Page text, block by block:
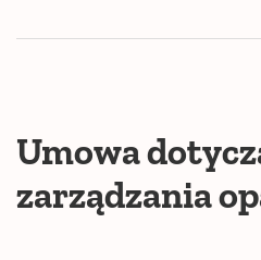
Umowa
zarządzania